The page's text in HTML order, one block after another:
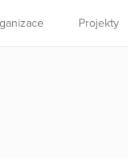
Projekty